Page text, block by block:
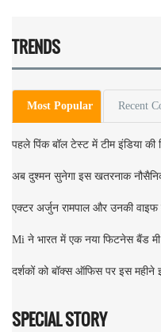
TRENDS
Most Popular Recent
पहले पिंक बॉल टेस्ट में टीम इंडिया की
अब दुश्मन सुनेगा इस खतरनाक
एक्टर अर्जुन रामपाल और उनकी वाइफ
Mi ने भारत में एक नया फिटनेस बैंड
दर्शकों को बॉक्स ऑफिस पर इस महीने
SPECIAL STORY